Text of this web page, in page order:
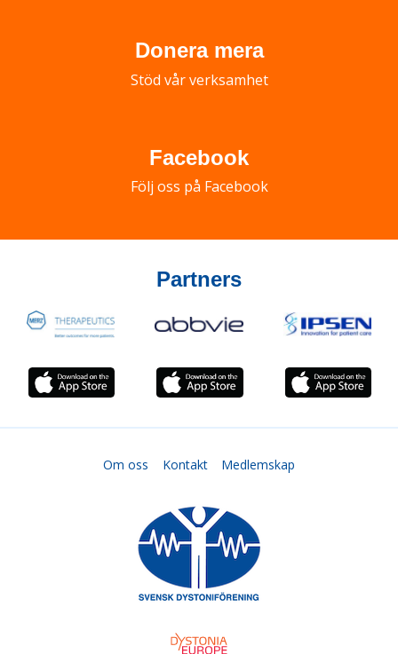
Donera mera
Stöd vår verksamhet
Facebook
Följ oss på Facebook
Partners
Om oss Kontakt Medlemskap